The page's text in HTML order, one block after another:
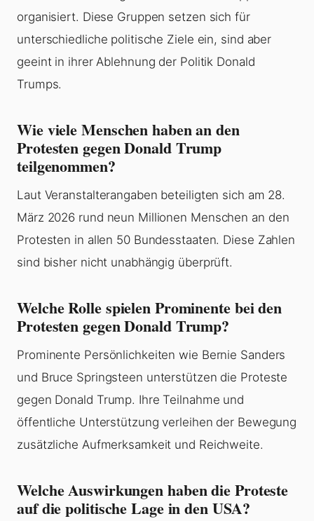
organisiert. Diese Gruppen setzen sich für
unterschiedliche politische Ziele ein, sind aber
geeint in ihrer Ablehnung der Politik Donald
Trumps.
Wie viele Menschen haben an den
Protesten gegen Donald Trump
teilgenommen?
Laut Veranstalterangaben beteiligten sich am 28.
März 2026 rund neun Millionen Menschen an den
Protesten in allen 50 Bundesstaaten. Diese Zahlen
sind bisher nicht unabhängig überprüft.
Welche Rolle spielen Prominente bei den
Protesten gegen Donald Trump?
Prominente Persönlichkeiten wie Bernie Sanders
und Bruce Springsteen unterstützen die Proteste
gegen Donald Trump. Ihre Teilnahme und
öffentliche Unterstützung verleihen der Bewegung
zusätzliche Aufmerksamkeit und Reichweite.
Welche Auswirkungen haben die Proteste
auf die politische Lage in den USA?